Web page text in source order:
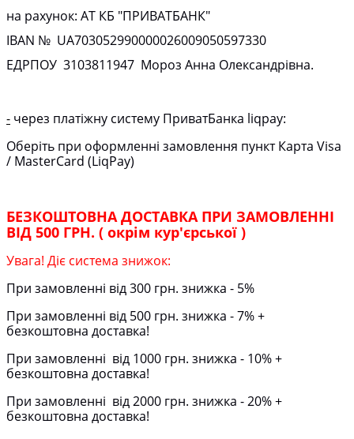
на рахунок: АТ КБ "ПРИВАТБАНК"
IBAN № UA703052990000026009050597330
ЕДРПОУ 3103811947 Мороз Анна Олександрівна.
- через платіжну систему ПриватБанка liqpay:
Оберіть при оформленні замовлення пункт Карта Visa
/ MasterCard (LiqPay)
БЕЗКОШТОВНА ДОСТАВКА ПРИ ЗАМОВЛЕННІ
ВІД 500 ГРН. ( окрім кур'єрської )
Увага! Діє система знижок:
При замовленні від 300 грн. знижка - 5%
При замовленні від 500 грн. знижка - 7% +
безкоштовна доставка!
При замовленні від 1000 грн. знижка - 10% +
безкоштовна доставка!
При замовленні від 2000 грн. знижка - 20% +
безкоштовна доставка!